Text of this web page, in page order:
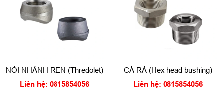
NỐI NHÁNH REN (Thredolet)
Liên hệ: 0815854056
CÀ RÁ (Hex head bushing)
Liên hệ: 0815854056